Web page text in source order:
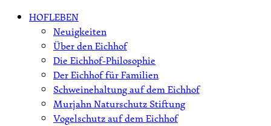
Skip HOFLEBEN
Neuigkeiten
Über den Eichhof
Die Eichhof-Philosophie
Der Eichhof für Familien
Schweinehaltung auf dem Eichhof
Murjahn Naturschutz Stiftung
Vogelschutz auf dem Eichhof